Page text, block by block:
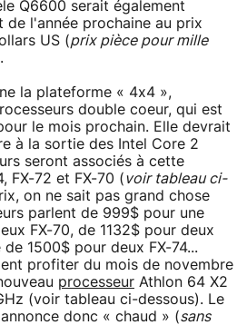
Q6600 serait également
de l'année prochaine au prix
US (prix pièce pour mille
la plateforme « 4x4 »,
double coeur, qui est
le mois prochain. Elle devrait
à la sortie des Intel Core 2
seront associés à cette
FX-72 et FX-70 (voir tableau ci-
on ne sait pas grand chose
parlent de 999$ pour une
FX-70, de 1132$ pour deux
1500$ pour deux FX-74...
profiter du mois de novembre
processeur Athlon 64 X2
(voir tableau ci-dessous). Le
donc « chaud » (sans